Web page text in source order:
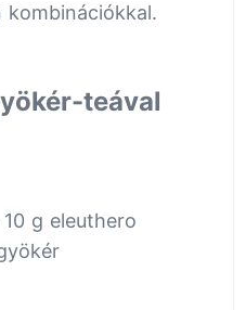
teával
g eleuthero